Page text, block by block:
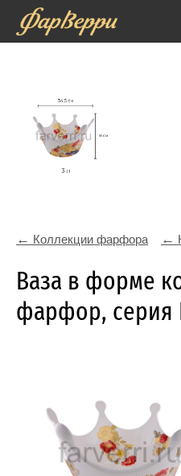
Коллекции фарфора
Ваза в форме
фарфор, серия